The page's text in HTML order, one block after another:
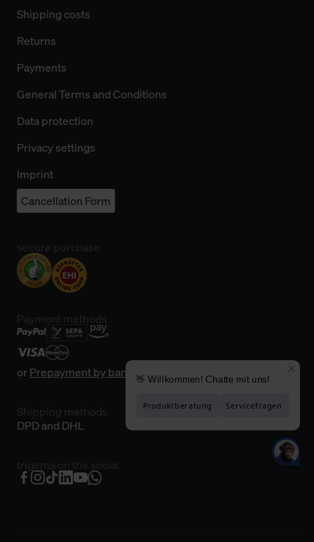
Shipping costs
Returns
Payments
General Terms and Conditions
Data protection
Privacy settings
Imprint
Cancellation Form
orPrepayment by bank transfer
DPD and DHL